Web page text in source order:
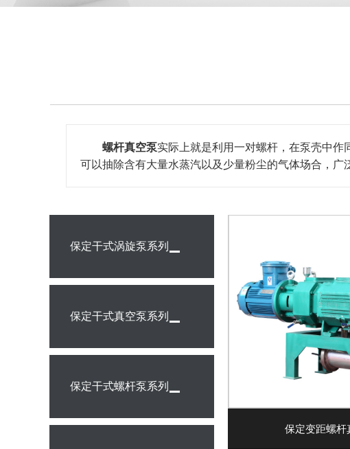
螺杆真空泵实际上就是利用一对螺杆，在泵壳中作
可以抽除含有大量水蒸汽以及少量粉尘的气体场合，广
保定干式涡旋泵系列
保定干式真空泵系列
保定干式螺杆泵系列
保定变距螺杆